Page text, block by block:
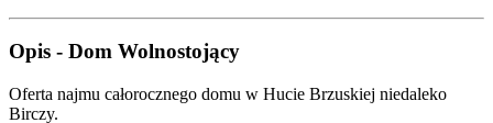
Opis - Dom Wolnostojący
Oferta najmu całorocznego domu w Hucie Brzuskiej niedaleko
Birczy.